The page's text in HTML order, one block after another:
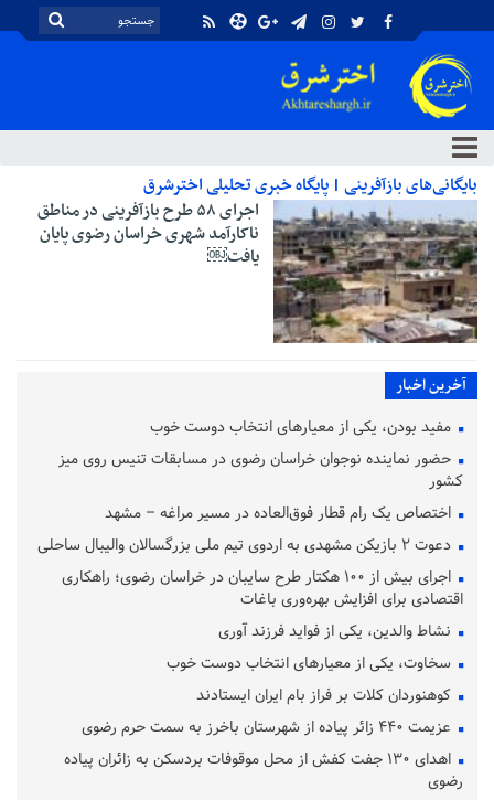
بایگانی‌های بازآفرینی | پایگاه خبری تحلیلی اخترشرق
اجرای ۵۸ طرح بازآفرینی در مناطق
ناکارآمد شهری خراسان رضوی پایان
یافت￼
آخرین اخبار
مفید بودن، یکی از معیارهای انتخاب دوست خوب
حضور نماینده نوجوان خراسان رضوی در مسابقات تنیس روی میز
کشور
اختصاص یک رام قطار فوق‌العاده در مسیر مراغه – مشهد
دعوت ۲ بازیکن مشهدی به اردوی تیم ملی بزرگسالان والیبال ساحلی
اجرای بیش از ۱۰۰ هکتار طرح سایبان در خراسان رضوی؛ راهکاری
اقتصادی برای افزایش بهره‌وری باغات
نشاط والدین، یکی از فواید فرزند آوری
سخاوت، یکی از معیارهای انتخاب دوست خوب
کوهنوردان کلات بر فراز بام ایران ایستادند
عزیمت ۴۴۰ زائر پیاده از شهرستان باخرز به سمت حرم رضوی
اهدای ۱۳۰ جفت کفش از محل موقوفات بردسکن به زائران پیاده
رضوی